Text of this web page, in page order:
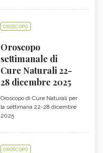
OROSCOPO
Oroscopo
settimanale di
Cure Naturali 22-
28 dicembre 2025
Oroscopo di Cure Naturali per
la settimana 22-28 dicembre
2025
OROSCOPO